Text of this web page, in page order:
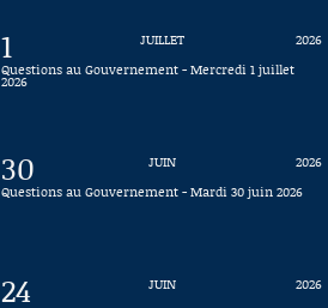
1 JUILLET
2026
Questions au Gouvernement - Mercredi 1 juillet
2026
30 JUIN
2026
Questions au Gouvernement - Mardi 30 juin 2026
24 JUIN
2026